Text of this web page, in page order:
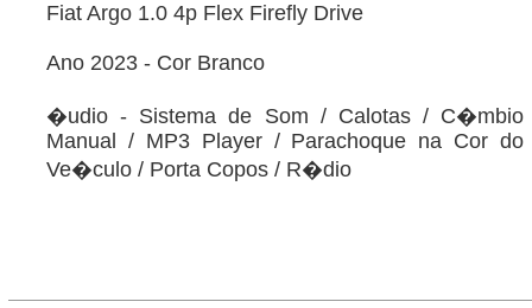
Fiat Argo 1.0 4p Flex Firefly Drive
Ano 2023 - Cor Branco
�udio - Sistema de Som / Calotas / C�mbio
Manual / MP3 Player / Parachoque na Cor do
Ve�culo / Porta Copos / R�dio